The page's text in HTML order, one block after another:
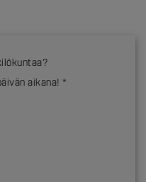
aikana! *